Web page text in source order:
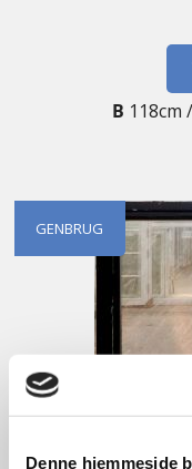
Denne hjemmeside
B 118cm /
GENBRUG